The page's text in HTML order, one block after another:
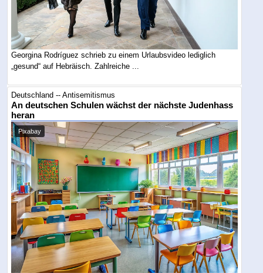
Georgina Rodríguez schrieb zu einem Urlaubsvideo lediglich
„gesund“ auf Hebräisch. Zahlreiche ...
Deutschland -- Antisemitismus
An deutschen Schulen wächst der nächste Judenhass
heran
Pixabay